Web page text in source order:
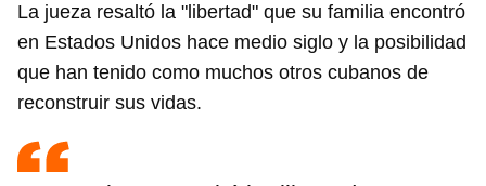
La jueza resaltó la "libertad" que su familia encontró
en Estados Unidos hace medio siglo y la posibilidad
que han tenido como muchos otros cubanos de
reconstruir sus vidas.